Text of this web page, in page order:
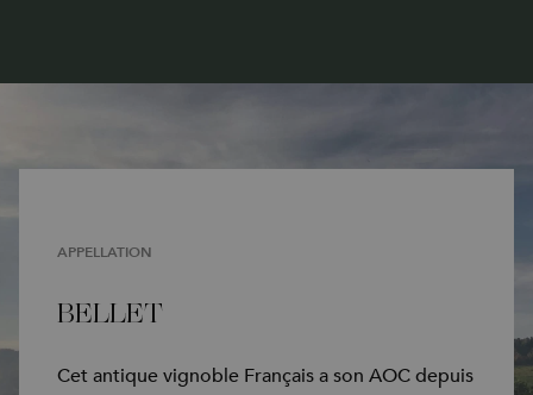
APPELLATION
BELLET
Cet antique vignoble Français a son AOC depuis